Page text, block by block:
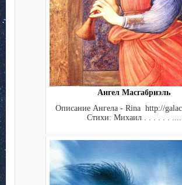
Ангел Масгабриэль
Описание Ангела - Rina http://
Стихи: Михаил . . . . . . ....